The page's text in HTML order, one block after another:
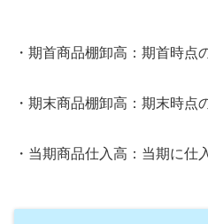
・期首商品棚卸高：期首時点
・期末商品棚卸高：期末時点
・当期商品仕入高：当期に仕